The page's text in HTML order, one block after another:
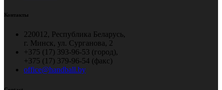
Контакты
220012, Республика Беларусь,
г. Минск, ул. Сурганова, 2
+375 (17) 393-96-53 (город),
+375 (17) 379-96-54 (факс)
office@handball.by